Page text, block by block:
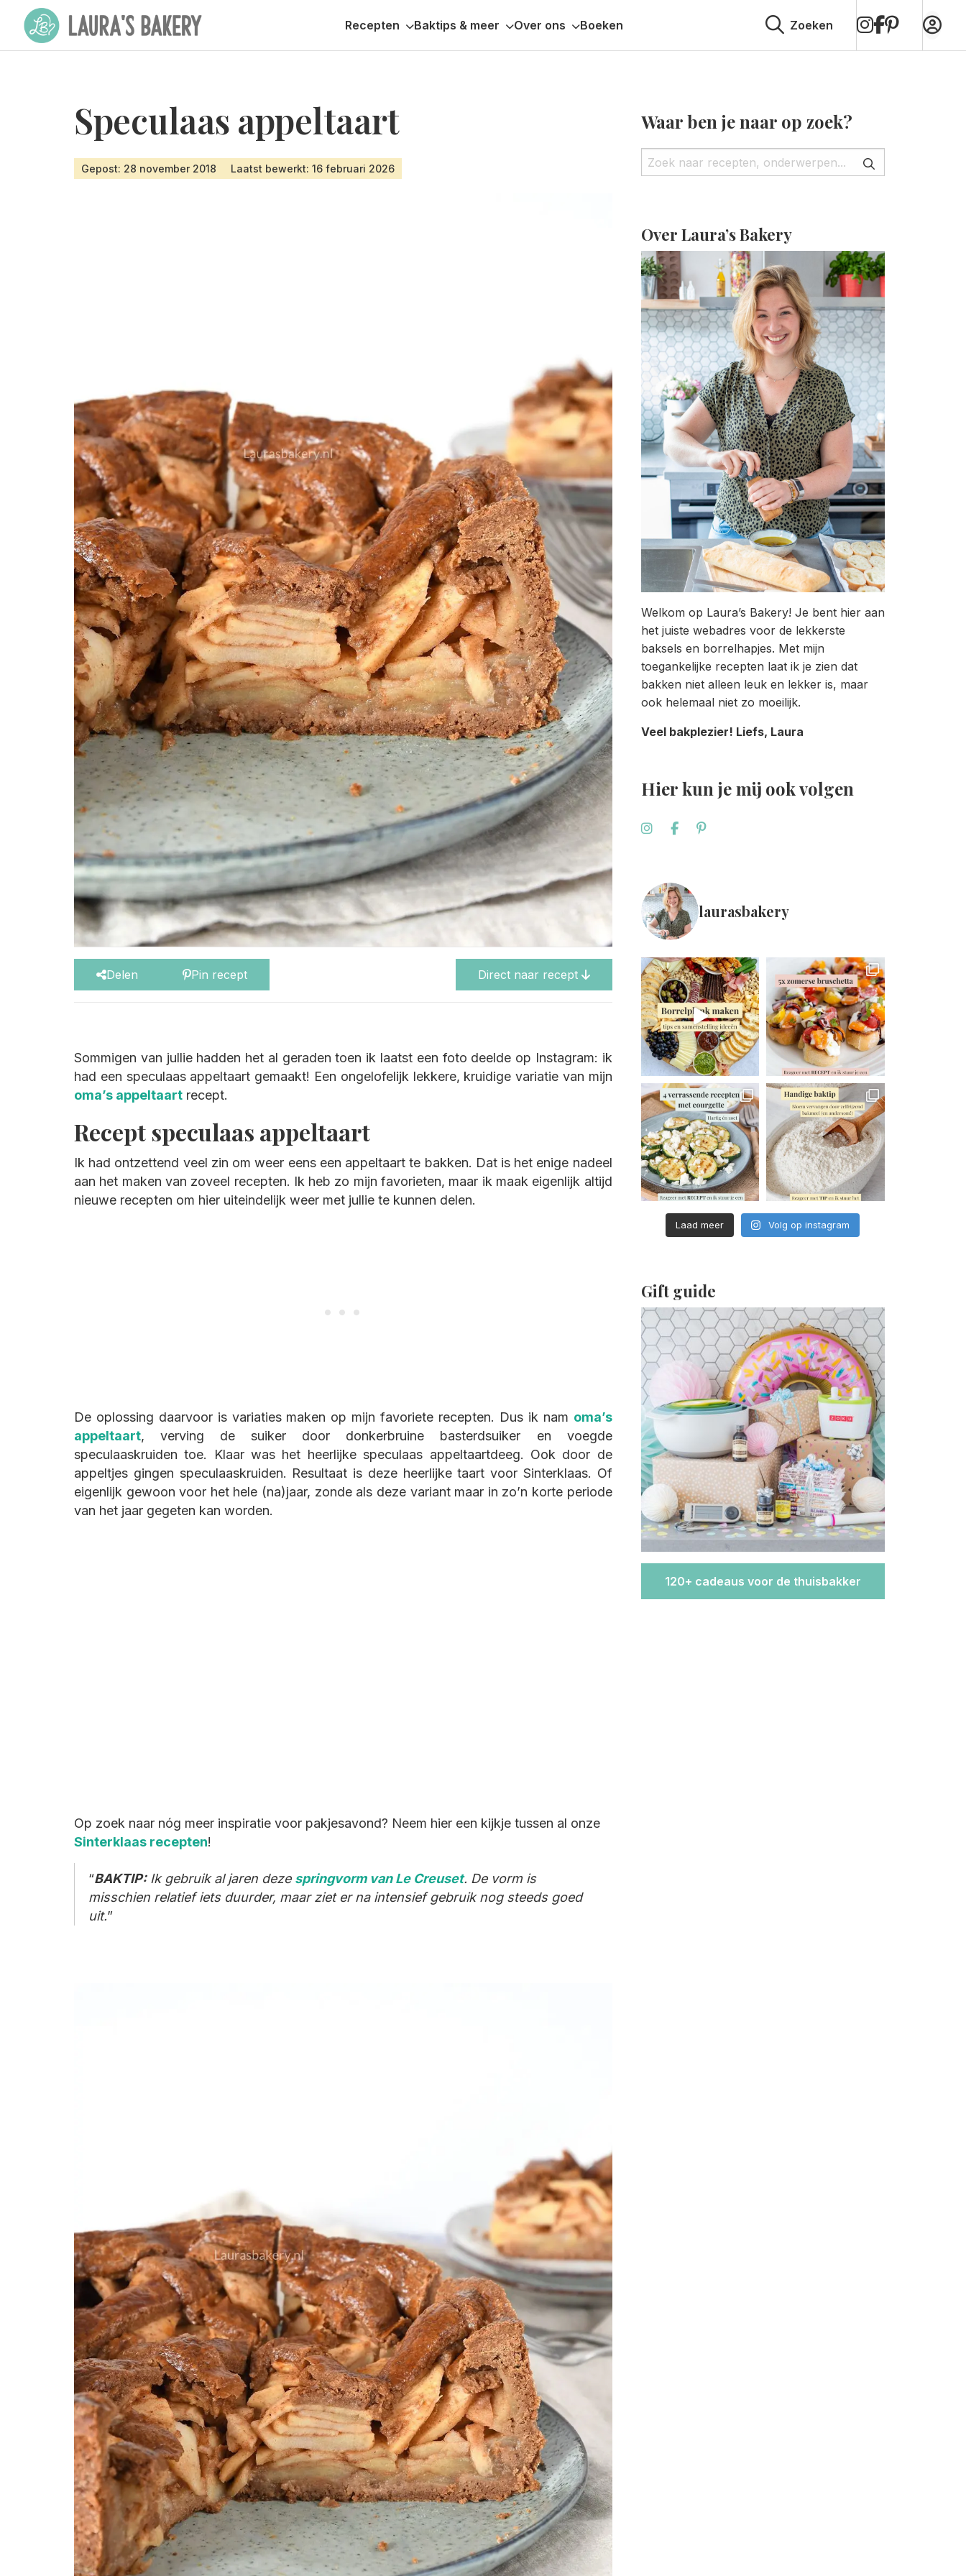
Recepten Baktips & meer Over ons Boeken Zoeken
op
Instagram
op
Facebook
op
Pinterest
Speculaas appeltaart
Gepost: 28 november 2018 Laatst bewerkt: 16 februari 2026
Delen Pin recept Direct naar recept
Sommigen van jullie hadden het al geraden toen ik laatst een foto deelde op Instagram: ik
had een speculaas appeltaart gemaakt! Een ongelofelijk lekkere, kruidige variatie van mijn
oma’s appeltaart recept.
Recept speculaas appeltaart
Ik had ontzettend veel zin om weer eens een appeltaart te bakken. Dat is het enige nadeel
aan het maken van zoveel recepten. Ik heb zo mijn favorieten, maar ik maak eigenlijk altijd
nieuwe recepten om hier uiteindelijk weer met jullie te kunnen delen.
De oplossing daarvoor is variaties maken op mijn favoriete recepten. Dus ik nam oma’s
appeltaart, verving de suiker door donkerbruine basterdsuiker en voegde
speculaaskruiden toe. Klaar was het heerlijke speculaas appeltaartdeeg. Ook door de
appeltjes gingen speculaaskruiden. Resultaat is deze heerlijke taart voor Sinterklaas. Of
eigenlijk gewoon voor het hele (na)jaar, zonde als deze variant maar in zo’n korte periode
van het jaar gegeten kan worden.
Op zoek naar nóg meer inspiratie voor pakjesavond? Neem hier een kijkje tussen al onze
Sinterklaas recepten!
BAKTIP:Ik gebruik al jaren deze springvorm van Le Creuset. De vorm is
misschien relatief iets duurder, maar ziet er na intensief gebruik nog steeds goed
uit.
Waar ben je naar op zoek?
Over Laura’s Bakery
Welkom op Laura’s Bakery! Je bent hier aan
het juiste webadres voor de lekkerste
baksels en borrelhapjes. Met mijn
toegankelijke recepten laat ik je zien dat
bakken niet alleen leuk en lekker is, maar
ook helemaal niet zo moeilijk.
Veel bakplezier! Liefs, Laura
Hier kun je mij ook volgen
laurasbakery
Laad meer Volg op instagram
Gift guide
120+ cadeaus voor de thuisbakker